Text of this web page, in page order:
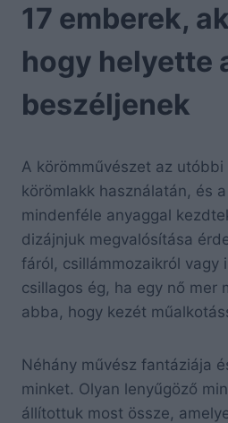
17 emberek,
hogy helyette
beszéljenek
A körömművészet az
körömlakk használatán, és
mindenféle anyaggal
dizájnjuk megvalósítása
fáról, csillámmozaikról vagy
csillagos ég, ha egy nő mer
abba, hogy kezét
Néhány művész fantáziája
minket. Olyan lenyűgöző
állítottuk most össze,